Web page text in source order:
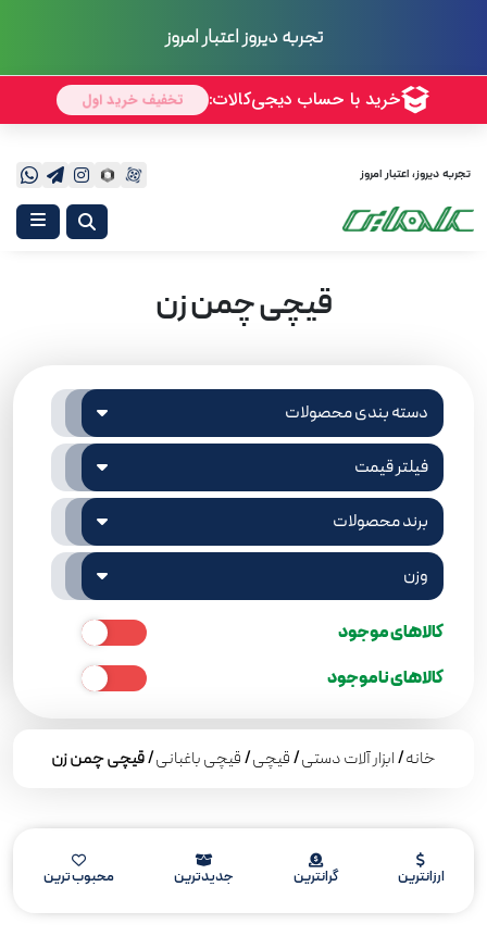
تجربه دیروز اعتبار امروز
تجربه دیروز، اعتبار امروز
قیچی چمن زن
دسته بندی محصولات
فیلتر قیمت
برند محصولات
وزن
کالاهای موجود
کالاهای ناموجود
خانه/ابزار آلات دستی/قیچی/قیچی باغبانی/ قیچی چمن زن
ارزانترین گرانترین جدیدترین محبوب ترین